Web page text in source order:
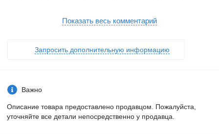
OE Nr. A6283503604
Viele weitere Teile im Lager
Möller Scholz
Bus & Truck Parts
Bad Oldesloe
Verkauft wird eine gebrauchte Hinterachse aus einem Mercedes
Citaro Bus, Baujahr 2013
Показать весь комментарий
Запросить дополнительную информацию
Важно
Описание товара предоставлено продавцом. Пожалуйста,
уточняйте все детали непосредственно у продавца.